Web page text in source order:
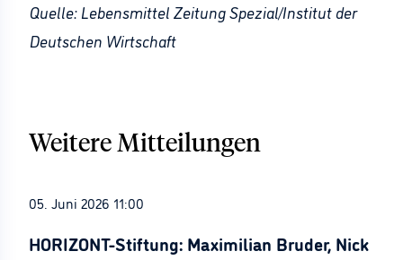
Quelle: Lebensmittel Zeitung Spezial/Institut der
Deutschen Wirtschaft
Weitere Mitteilungen
05. Juni 2026 11:00
HORIZONT-Stiftung: Maximilian Bruder, Nick